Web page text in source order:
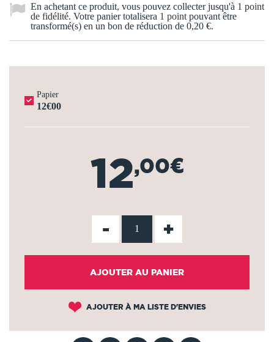
En achetant ce produit, vous pouvez collecter jusqu'à 1 point
de fidélité. Votre panier totalisera 1 point pouvant être
transformé(s) en un bon de réduction de 0,20 €.
Papier
12€00
12,00€
- +
AJOUTER AU PANIER
AJOUTER À MA LISTE D'ENVIES